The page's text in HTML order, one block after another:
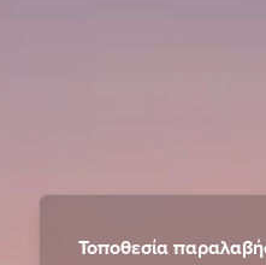
Τοποθεσία